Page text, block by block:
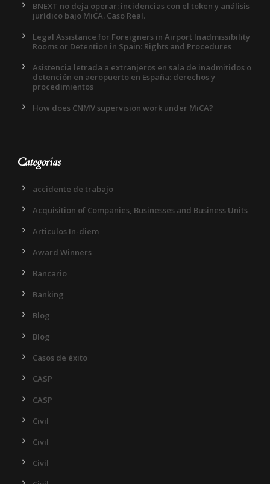
BNEXT no deja operar: incidencias con el token y análisis
jurídico bajo MiCA. Caso Real.
Legal Assistance for Foreigners in Airport Inadmissibility
Rooms or Detention in Spain: Rights and Procedures
Asistencia letrada a extranjeros en sala de inadmitidos o
detención en aeropuerto en España: derechos y
procedimientos
How does CNMV supervision work under MiCA?
Categorias
accidente de trabajo
Acquisition of Companies, Businesses and Business Units
Articulos In-diem
Award Winners
Bancario
Banking
Blog
Blog
Casos de éxito
CASP
CASP
Civil
Civil
Civil